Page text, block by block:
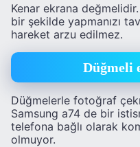
Kenar ekrana değmelidir.
bir şekilde yapmanızı
hareket arzu edilmez.
Düğmeli
Düğmelerle fotoğraf
Samsung a74 de bir
telefona bağlı olarak
olmuyor.